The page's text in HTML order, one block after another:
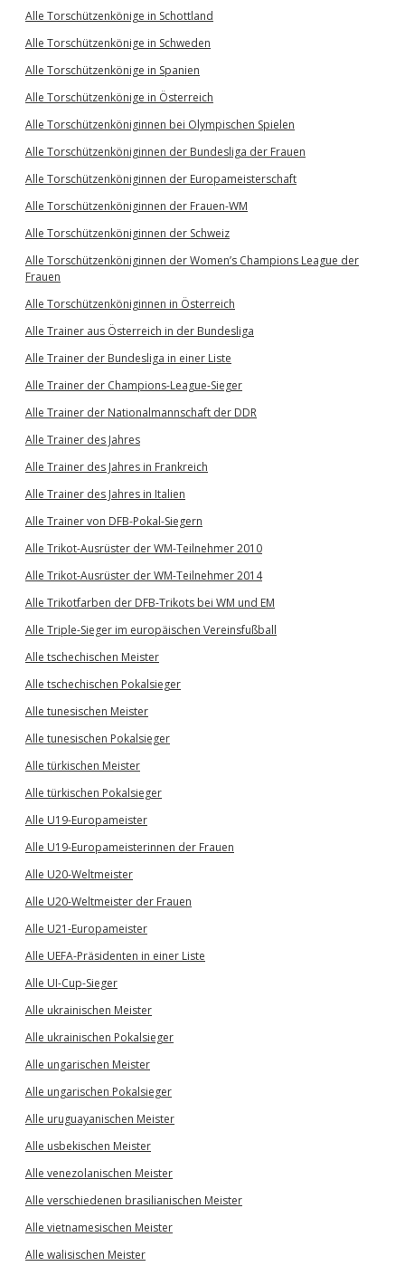
Alle Torschützenkönige in Schottland
Alle Torschützenkönige in Schweden
Alle Torschützenkönige in Spanien
Alle Torschützenkönige in Österreich
Alle Torschützenköniginnen bei Olympischen Spielen
Alle Torschützenköniginnen der Bundesliga der Frauen
Alle Torschützenköniginnen der Europameisterschaft
Alle Torschützenköniginnen der Frauen-WM
Alle Torschützenköniginnen der Schweiz
Alle Torschützenköniginnen der Women’s Champions League der
Frauen
Alle Torschützenköniginnen in Österreich
Alle Trainer aus Österreich in der Bundesliga
Alle Trainer der Bundesliga in einer Liste
Alle Trainer der Champions-League-Sieger
Alle Trainer der Nationalmannschaft der DDR
Alle Trainer des Jahres
Alle Trainer des Jahres in Frankreich
Alle Trainer des Jahres in Italien
Alle Trainer von DFB-Pokal-Siegern
Alle Trikot-Ausrüster der WM-Teilnehmer 2010
Alle Trikot-Ausrüster der WM-Teilnehmer 2014
Alle Trikotfarben der DFB-Trikots bei WM und EM
Alle Triple-Sieger im europäischen Vereinsfußball
Alle tschechischen Meister
Alle tschechischen Pokalsieger
Alle tunesischen Meister
Alle tunesischen Pokalsieger
Alle türkischen Meister
Alle türkischen Pokalsieger
Alle U19-Europameister
Alle U19-Europameisterinnen der Frauen
Alle U20-Weltmeister
Alle U20-Weltmeister der Frauen
Alle U21-Europameister
Alle UEFA-Präsidenten in einer Liste
Alle UI-Cup-Sieger
Alle ukrainischen Meister
Alle ukrainischen Pokalsieger
Alle ungarischen Meister
Alle ungarischen Pokalsieger
Alle uruguayanischen Meister
Alle usbekischen Meister
Alle venezolanischen Meister
Alle verschiedenen brasilianischen Meister
Alle vietnamesischen Meister
Alle walisischen Meister